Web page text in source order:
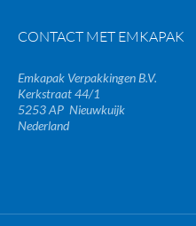
CONTACT MET EMKAPAK
Emkapak Verpakkingen B.V.
Kerkstraat 44/1
5253 AP Nieuwkuijk
Nederland